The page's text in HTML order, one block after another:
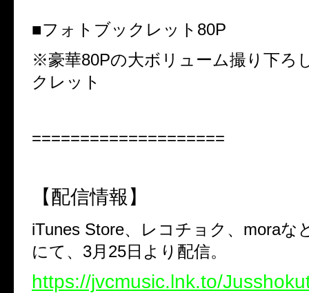
■フォトブックレット 80P
※豪華80Pの大ボリューム撮り下ろ
クレット
====================
【配信情報】
iTunes Store、レコチョク、 moraな
にて、 3月 25日より配信。
https://jvcmusic.lnk.to/